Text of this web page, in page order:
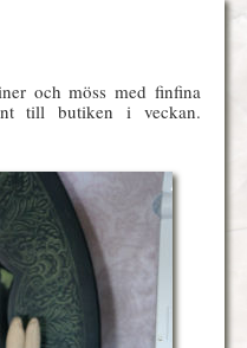
och möss med finfina
till butiken i veckan.